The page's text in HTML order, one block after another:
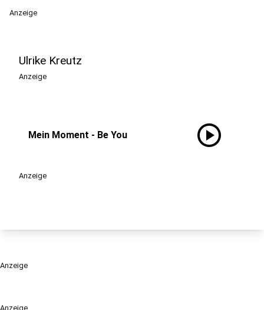
Anzeige
Anzeige
Ulrike Kreutz
Anzeige
Mein Moment - Be You play_circle
Anzeige
Anzeige